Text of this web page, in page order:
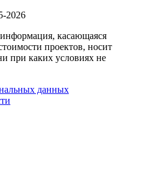
2026
касающаяся
проектов, носит
при каких условиях не
данных